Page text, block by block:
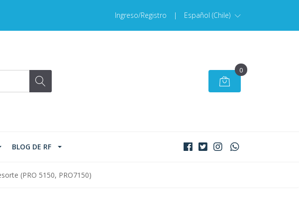
Ingreso/Registro | Español (Chile)
0
BLOG DE RF
(PRO 5150, PRO7150)